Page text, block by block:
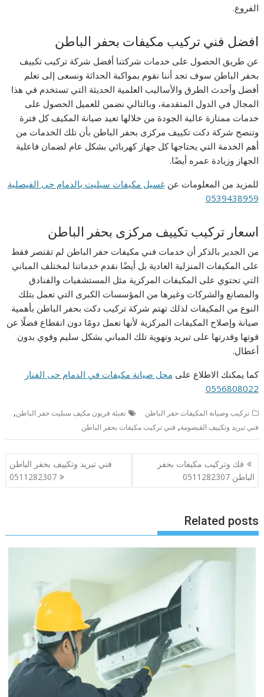
الفروع.
افضل فني تركيب مكيفات بحفر الباطن
عن طريق الحصول على خدمات شركتنا أفضل شركة تركيب تكييف
بحفر الباطن سوف تجد أننا نقوم بمواكبة الحداثة ونسعى إلى تعلم
أفضل وأحدث الطرق والأساليب العلمية الحديثة التي تستخدم في هذا
المجال في الدول المتقدمة، وبالتالي نضمن للعميل الحصول على
خدمات ممتازة عالية الجودة من خلالها تعيد صيانة المكيف كل فترة
وتنصح شركة دكت تكييف مركزى بحفر الباطن بأن تلك الخدمات من
أهم الخدمة التي يحتاجها كل جهاز كهربائي بشكل عام لضمان فاعلية
الجهاز وزيادة عمره أيضًا.
للمزيد من المعلومات عنغسيل مكيفات سبليت بالدمام حى الفيصلية
0539438959
اسعار تركيب تكييف مركزى بحفر الباطن
من الجدير بالذكر أن خدمات فني مكيفات حفر الباطن لم تقتصر فقط
على المكيفات المنزلية العادية بل أيضًا نقدم خدماتنا لمختلف المباني
التي تحتوي على المكيفات المركزية مثل المستشفيات والفنادق
والمصانع والشركات وغيرها من المؤسسات الكبرى التي تعمل بتلك
النوع من المكيفات لذلك تهتم شركة تركيب دكت بحفر الباطن بأهمية
صيانة وإصلاح المكيفات المركزية لأنها تعمل دومًا دون انقطاع فضلًا عن
قوتها وقدرتها على تبريد وتهوية تلك المباني بشكل سليم وقوي بدون
أعطال.
كما يمكنك الاطلاع على محل صيانة مكيفات في الدمام حى الفنار
0556808022
تركيب وصيانة المكيفات حفر الباطن تعبئة فريون مكيف سبليت حفر الباطن,
فني تبريد وتكييف القيصومة, فني تركيب مكيفات بحفر الباطن
تصفّح
المقالات
فك وتركيب مكيفات بحفر
الباطن 0511282307
فني تبريد وتكييف بحفر الباطن
0511282307
Related posts